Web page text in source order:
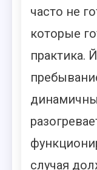
часто не
которые
практика.
случая